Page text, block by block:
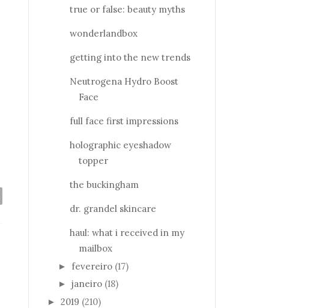
true or false: beauty myths
wonderlandbox
getting into the new trends
Neutrogena Hydro Boost
Face
full face first impressions
holographic eyeshadow
topper
the buckingham
dr. grandel skincare
haul: what i received in my
mailbox
► fevereiro (17)
► janeiro (18)
► 2019 (210)